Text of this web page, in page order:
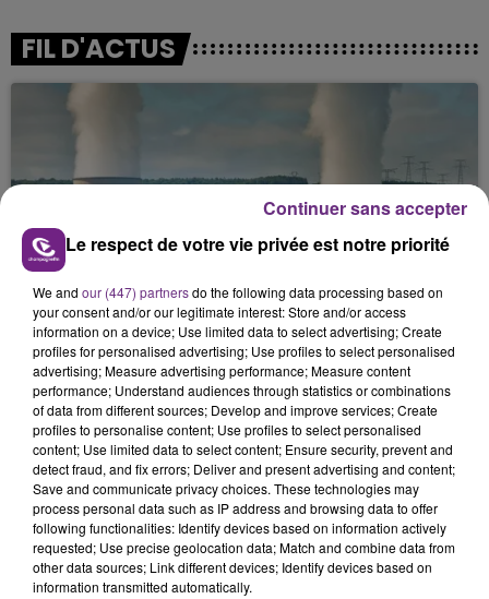
FIL D'ACTUS
LA CENTRALE NUCLÉAIRE DE CHOOZ
TOUJOURS À L'ARRÊT
Cela fait déjà une semaine que la centrale
nucléaire ardennaise est à l'arrêt. Une situation
justifiée par la sécheresse intense qui est toujours
présente.
LE MAGASIN JOUÉCLUB DE REIMS FERME
SES PORTES
Le respect de votre vie privée est notre priorité
We and our (447) partnersdo the following data processing based on
your consent and/or our legitimate interest: Store and/or access
information on a device; Use limited data to select advertising; Create
profiles for personalised advertising; Use profiles to select personalised
advertising; Measure advertising performance; Measure content
performance; Understand audiences through statistics or combinations
of data from different sources; Develop and improve services; Create
profiles to personalise content; Use profiles to select personalised
content; Use limited data to select content; Ensure security, prevent and
detect fraud, and fix errors; Deliver and present advertising and content;
Save and communicate privacy choices. These technologies may
process personal data such as IP address and browsing data to offer
following functionalities: Identify devices based on information actively
requested; Use precise geolocation data; Match and combine data from
other data sources; Link different devices; Identify devices based on
information transmitted automatically.
Continuer sans accepter